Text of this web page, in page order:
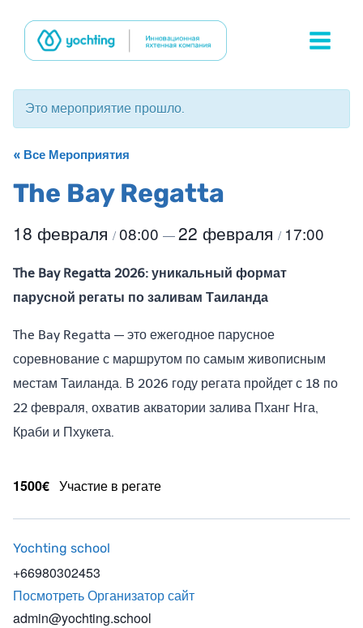
содержимому
Это мероприятие прошло.
« Все Мероприятия
The Bay Regatta
18 февраля /08:00 —22 февраля / 17:00
The Bay Regatta 2026: уникальный формат
парусной регаты по заливам Таиланда
The Bay Regatta — это ежегодное парусное
соревнование с маршрутом по самым живописным
местам Таиланда. В 2026 году регата пройдет с 18 по
22 февраля, охватив акватории залива Пханг Нга,
Краби и Пхукета.
1500€ Участие в регате
Yochting school
+66980302453
Посмотреть Организатор сайт
admin@yochting.school